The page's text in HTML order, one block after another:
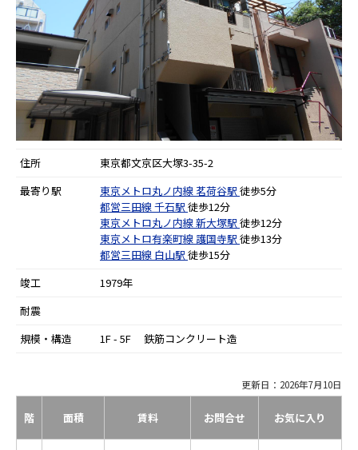
住所
東京都文京区大塚3-35-2
最寄り駅
東京メトロ丸ノ内線 茗荷谷駅 徒歩5分
都営三田線千石駅 徒歩12分
東京メトロ丸ノ内線新大塚駅 徒歩12分
東京メトロ有楽町線護国寺駅 徒歩13分
都営三田線 白山駅 徒歩15分
竣工
1979年
耐震
規模・構造
1F - 5F 鉄筋コンクリート造
更新日：2026年7月10日
階 面積 賃料 お問合せ お気に入り